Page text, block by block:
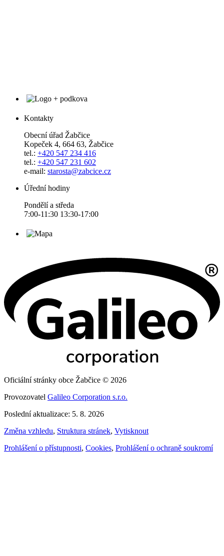
Kontakty
Obecní úřad Žabčice
Kopeček 4, 664 63, Žabčice
tel.: +420 547 234 416
tel.: +420 547 231 602
e-mail: starosta@zabcice.cz
Úřední hodiny
Pondělí a středa
7:00-11:30 13:30-17:00
Oficiální stránky obce Žabčice © 2026
Provozovatel Galileo Corporation s.r.o.
Poslední aktualizace: 5. 8. 2026
Změna vzhledu, Struktura stránek, Vytisknout
Prohlášení o přístupnosti, Cookies, Prohlášení o ochraně soukromí